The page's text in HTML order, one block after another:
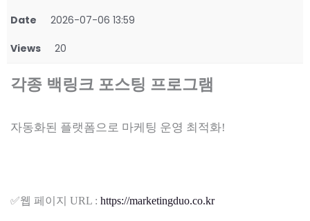
Date 2026-07-06 13:59
Views 20
각종 백링크 포스팅 프로그램
자동화된 플랫폼으로 마케팅 운영 최적화!
✅​웹 페이지 URL : https://marketingduo.co.kr